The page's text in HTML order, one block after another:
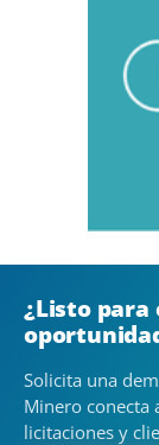
¿Listo
Solicita una
Minero conecta
licitaciones y